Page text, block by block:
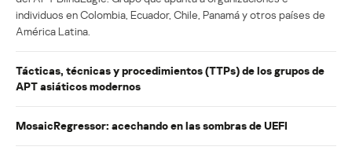
individuos en Colombia, Ecuador, Chile, Panamá y otros países de
América Latina.
Tácticas, técnicas y procedimientos (TTPs) de los grupos de
APT asiáticos modernos
MosaicRegressor: acechando en las sombras de UEFI